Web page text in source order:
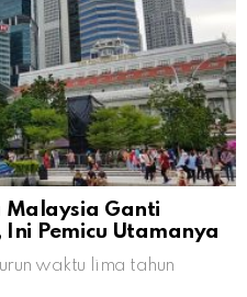
Ganti
Pemicu Utamanya
waktu lima tahun